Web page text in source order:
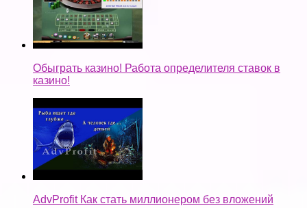
Обыграть казино! Работа определителя ставок в
казино!
AdvProfit Как стать миллионером без вложений